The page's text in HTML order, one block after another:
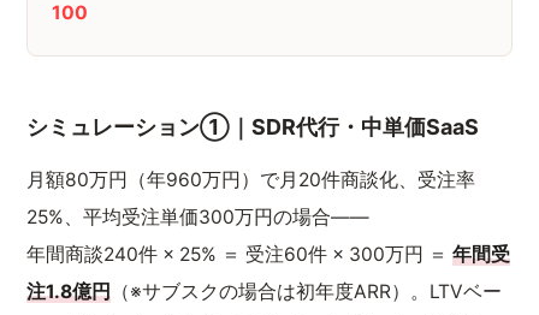
100
シミュレーション①｜SDR代行・中単価SaaS
月額80万円（年960万円）で月20件商談化、受注率
25%、平均受注単価300万円の場合——
年間商談240件 × 25% ＝ 受注60件 × 300万円 ＝年間受
注1.8億円 （※サブスクの場合は初年度ARR）。LTVベー